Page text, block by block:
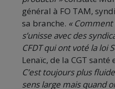
général à FO TAM,
sa branche. « Comment
s’unisse avec des
CFDT qui ont voté la loi
Lenaïc, de la CGT santé
C’est toujours plus
sens large mais quand